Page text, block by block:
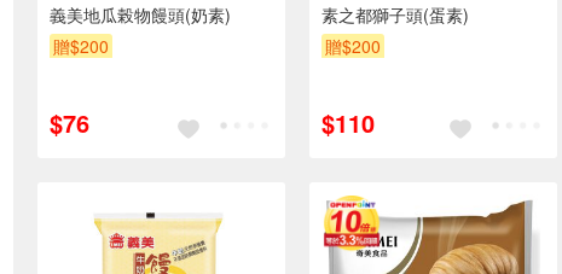
義美地瓜榖物饅頭(奶素)
贈$200
$76
素之都獅子頭(蛋素)
贈$200
$110